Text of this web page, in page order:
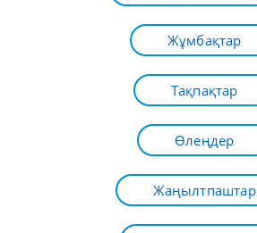
Жұмбақтар
Тақпақтар
Өлеңдер
Жаңылтпаштар